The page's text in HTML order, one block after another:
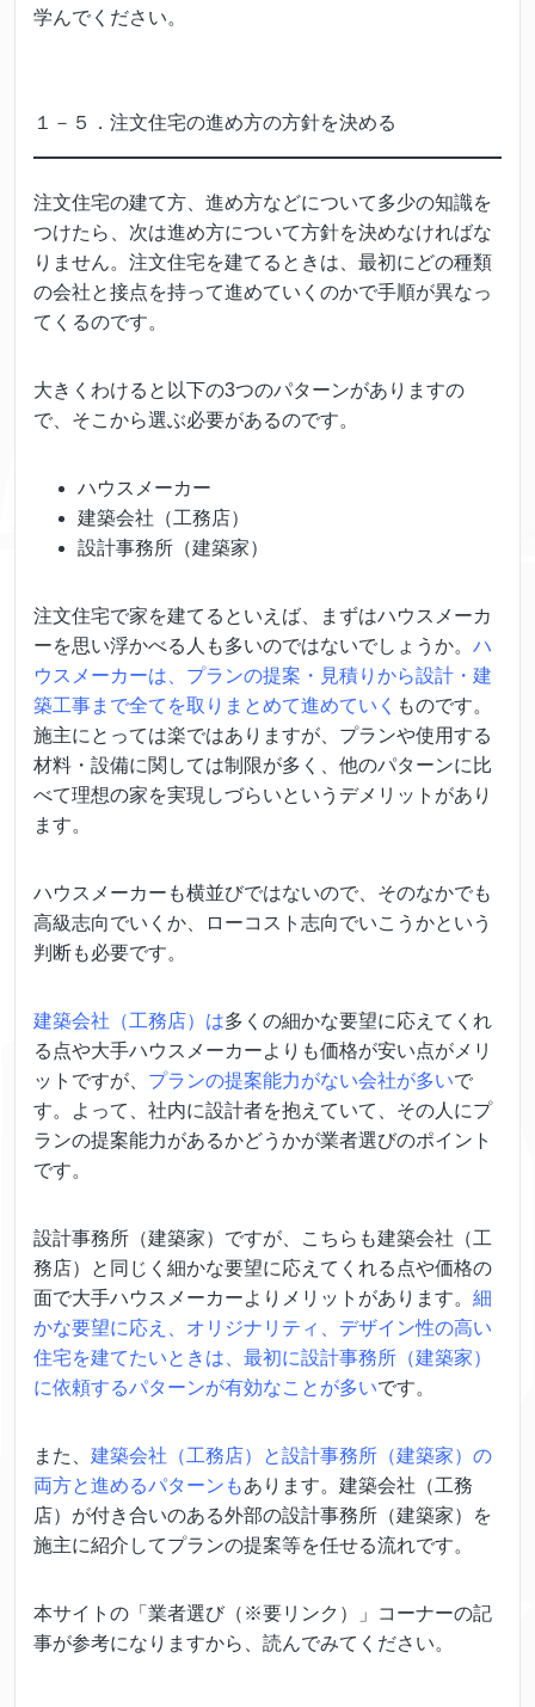
学んでください。
１－５．注文住宅の進め方の方針を決める
注文住宅の建て方、進め方などについて多少の知識を
つけたら、次は進め方について方針を決めなければな
りません。注文住宅を建てるときは、最初にどの種類
の会社と接点を持って進めていくのかで手順が異なっ
てくるのです。
大きくわけると以下の3つのパターンがありますの
で、そこから選ぶ必要があるのです。
ハウスメーカー
建築会社（工務店）
設計事務所（建築家）
注文住宅で家を建てるといえば、まずはハウスメーカ
ーを思い浮かべる人も多いのではないでしょうか。 ハ
ウスメーカーは、プランの提案・見積りから設計・建
築工事まで全てを取りまとめて進めていく ものです。
施主にとっては楽ではありますが、プランや使用する
材料・設備に関しては制限が多く、他のパターンに比
べて理想の家を実現しづらいというデメリットがあり
ます。
ハウスメーカーも横並びではないので、そのなかでも
高級志向でいくか、ローコスト志向でいこうかという
判断も必要です。
建築会社（工務店）は多くの細かな要望に応えてくれ
る点や大手ハウスメーカーよりも価格が安い点がメリ
ットですが、 プランの提案能力がない会社が多いで
す。よって、社内に設計者を抱えていて、その人にプ
ランの提案能力があるかどうかが業者選びのポイント
です。
設計事務所（建築家）ですが、こちらも建築会社（工
務店）と同じく細かな要望に応えてくれる点や価格の
面で大手ハウスメーカーよりメリットがあります。 細
かな要望に応え、オリジナリティ、デザイン性の高い
住宅を建てたいときは、最初に設計事務所（建築家）
に依頼するパターンが有効なことが多いです。
また、 建築会社（工務店）と設計事務所（建築家）の
両方と進めるパターンもあります。建築会社（工務
店）が付き合いのある外部の設計事務所（建築家）を
施主に紹介してプランの提案等を任せる流れです。
本サイトの「業者選び（※要リンク）」コーナーの記
事が参考になりますから、読んでみてください。